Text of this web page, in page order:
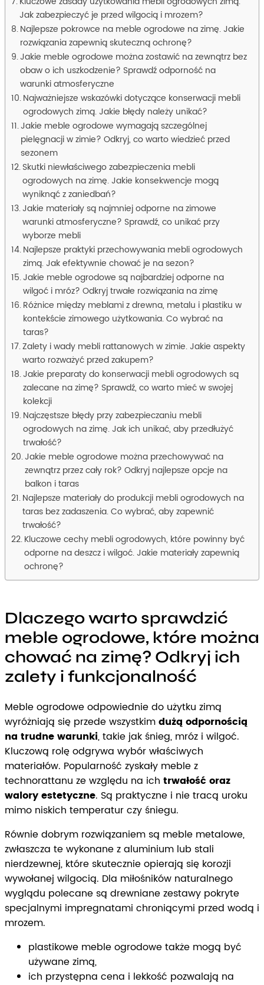
Jak zabezpieczyć je przed wilgocią i mrozem?
Najlepsze pokrowce na meble ogrodowe na zimę. Jakie
rozwiązania zapewnią skuteczną ochronę?
Jakie meble ogrodowe można zostawić na zewnątrz bez
obaw o ich uszkodzenie? Sprawdź odporność na
warunki atmosferyczne
Najważniejsze wskazówki dotyczące konserwacji mebli
ogrodowych zimą. Jakie błędy należy unikać?
Jakie meble ogrodowe wymagają szczególnej
pielęgnacji w zimie? Odkryj, co warto wiedzieć przed
sezonem
Skutki niewłaściwego zabezpieczenia mebli
ogrodowych na zimę. Jakie konsekwencje mogą
wyniknąć z zaniedbań?
Jakie materiały są najmniej odporne na zimowe
warunki atmosferyczne? Sprawdź, co unikać przy
wyborze mebli
Najlepsze praktyki przechowywania mebli ogrodowych
zimą. Jak efektywnie chować je na sezon?
Jakie meble ogrodowe są najbardziej odporne na
wilgoć i mróz? Odkryj trwałe rozwiązania na zimę
Różnice między meblami z drewna, metalu i plastiku w
kontekście zimowego użytkowania. Co wybrać na
taras?
Zalety i wady mebli rattanowych w zimie. Jakie aspekty
warto rozważyć przed zakupem?
Jakie preparaty do konserwacji mebli ogrodowych są
zalecane na zimę? Sprawdź, co warto mieć w swojej
kolekcji
Najczęstsze błędy przy zabezpieczaniu mebli
ogrodowych na zimę. Jak ich unikać, aby przedłużyć
trwałość?
Jakie meble ogrodowe można przechowywać na
zewnątrz przez cały rok? Odkryj najlepsze opcje na
balkon i taras
Najlepsze materiały do produkcji mebli ogrodowych na
taras bez zadaszenia. Co wybrać, aby zapewnić
trwałość?
Kluczowe cechy mebli ogrodowych, które powinny być
odporne na deszcz i wilgoć. Jakie materiały zapewnią
ochronę?
Dlaczego warto sprawdzić
meble ogrodowe, które można
chować na zimę? Odkryj ich
zalety i funkcjonalność
Meble ogrodowe odpowiednie do użytku zimą
wyróżniają się przede wszystkimdużą odpornością
na trudne warunki, takie jak śnieg, mróz i wilgoć.
Kluczową rolę odgrywa wybór właściwych
materiałów. Popularność zyskały meble z
technorattanu ze względu na ich trwałość oraz
walory estetyczne. Są praktyczne i nie tracą uroku
mimo niskich temperatur czy śniegu.
Równie dobrym rozwiązaniem są meble metalowe,
zwłaszcza te wykonane z aluminium lub stali
nierdzewnej, które skutecznie opierają się korozji
wywołanej wilgocią. Dla miłośników naturalnego
wyglądu polecane są drewniane zestawy pokryte
specjalnymi impregnatami chroniącymi przed wodą i
mrozem.
plastikowe meble ogrodowe także mogą być
używane zimą,
ich przystępna cena i lekkość pozwalają na